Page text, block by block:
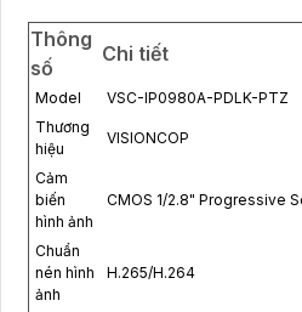
Thông
số
Chi tiết
Model
VSC-IP0980A-PDLK-PTZ
Thương
hiệu
VISIONCOP
Cảm
biến
hình ảnh
CMOS 1/2.8" Progressive
Chuẩn
nén hình
ảnh
H.265/H.264